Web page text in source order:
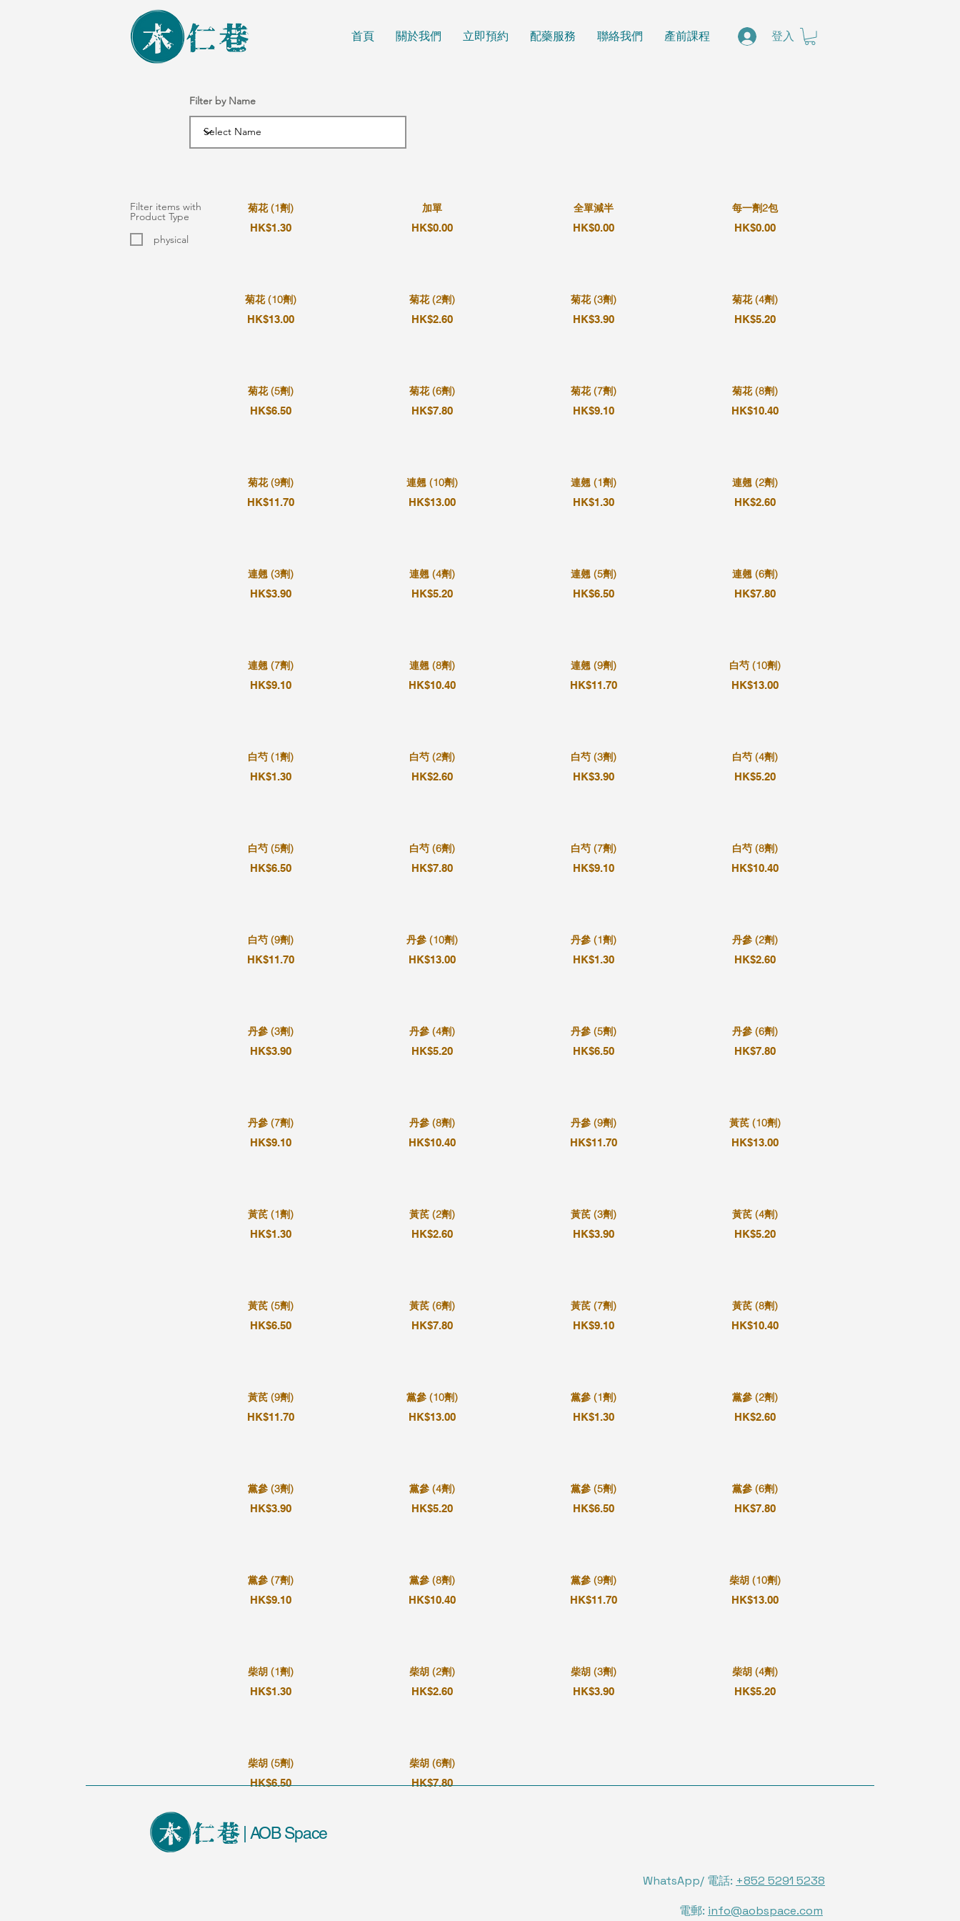
首頁 關於我們 立即預約 配藥服務 聯絡我們 產前課程 登入
Filter by Name
菊花 (1劑)
HK$1.30
菊花 (10劑)
HK$13.00
菊花 (5劑)
HK$6.50
菊花 (9劑)
HK$11.70
連翹 (3劑)
HK$3.90
連翹 (7劑)
HK$9.10
白芍 (1劑)
HK$1.30
白芍 (5劑)
HK$6.50
白芍 (9劑)
HK$11.70
丹參 (3劑)
HK$3.90
丹參 (7劑)
HK$9.10
黃芪 (1劑)
HK$1.30
黃芪 (5劑)
HK$6.50
黃芪 (9劑)
HK$11.70
黨參 (3劑)
HK$3.90
黨參 (7劑)
HK$9.10
柴胡 (1劑)
HK$1.30
柴胡 (5劑)
HK$6.50
加單
HK$0.00
菊花 (2劑)
HK$2.60
菊花 (6劑)
HK$7.80
連翹 (10劑)
HK$13.00
連翹 (4劑)
HK$5.20
連翹 (8劑)
HK$10.40
白芍 (2劑)
HK$2.60
白芍 (6劑)
HK$7.80
丹參 (10劑)
HK$13.00
丹參 (4劑)
HK$5.20
丹參 (8劑)
HK$10.40
黃芪 (2劑)
HK$2.60
黃芪 (6劑)
HK$7.80
黨參 (10劑)
HK$13.00
黨參 (4劑)
HK$5.20
黨參 (8劑)
HK$10.40
柴胡 (2劑)
HK$2.60
柴胡 (6劑)
HK$7.80
全單減半
HK$0.00
菊花 (3劑)
HK$3.90
菊花 (7劑)
HK$9.10
連翹 (1劑)
HK$1.30
連翹 (5劑)
HK$6.50
連翹 (9劑)
HK$11.70
白芍 (3劑)
HK$3.90
白芍 (7劑)
HK$9.10
丹參 (1劑)
HK$1.30
丹參 (5劑)
HK$6.50
丹參 (9劑)
HK$11.70
黃芪 (3劑)
HK$3.90
黃芪 (7劑)
HK$9.10
黨參 (1劑)
HK$1.30
黨參 (5劑)
HK$6.50
黨參 (9劑)
HK$11.70
柴胡 (3劑)
HK$3.90
每一劑2包
HK$0.00
菊花 (4劑)
HK$5.20
菊花 (8劑)
HK$10.40
連翹 (2劑)
HK$2.60
連翹 (6劑)
HK$7.80
白芍 (10劑)
HK$13.00
白芍 (4劑)
HK$5.20
白芍 (8劑)
HK$10.40
丹參 (2劑)
HK$2.60
丹參 (6劑)
HK$7.80
黃芪 (10劑)
HK$13.00
黃芪 (4劑)
HK$5.20
黃芪 (8劑)
HK$10.40
黨參 (2劑)
HK$2.60
黨參 (6劑)
HK$7.80
柴胡 (10劑)
HK$13.00
柴胡 (4劑)
HK$5.20
Filter items with
Product Type
physical
| AOB Space
WhatsApp/ 電話: +852 5291 5238
電郵: info@aobspace.com